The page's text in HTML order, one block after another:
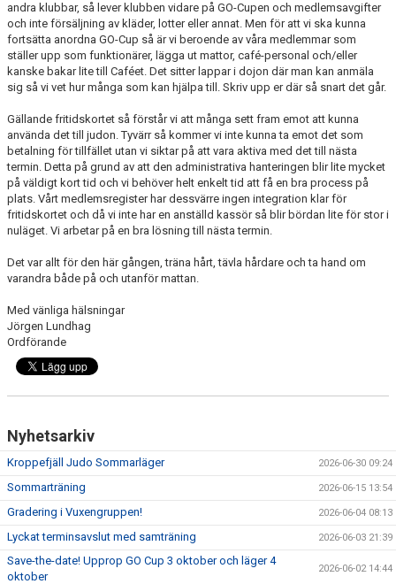
andra klubbar, så lever klubben vidare på GO-Cupen och medlemsavgifter
och inte försäljning av kläder, lotter eller annat. Men för att vi ska kunna
fortsätta anordna GO-Cup så är vi beroende av våra medlemmar som
ställer upp som funktionärer, lägga ut mattor, café-personal och/eller
kanske bakar lite till Caféet. Det sitter lappar i dojon där man kan anmäla
sig så vi vet hur många som kan hjälpa till. Skriv upp er där så snart det går.
Gällande fritidskortet så förstår vi att många sett fram emot att kunna
använda det till judon. Tyvärr så kommer vi inte kunna ta emot det som
betalning för tillfället utan vi siktar på att vara aktiva med det till nästa
termin. Detta på grund av att den administrativa hanteringen blir lite mycket
på väldigt kort tid och vi behöver helt enkelt tid att få en bra process på
plats. Vårt medlemsregister har dessvärre ingen integration klar för
fritidskortet och då vi inte har en anställd kassör så blir bördan lite för stor i
nuläget. Vi arbetar på en bra lösning till nästa termin.
Det var allt för den här gången, träna hårt, tävla hårdare och ta hand om
varandra både på och utanför mattan.
Med vänliga hälsningar
Jörgen Lundhag
Ordförande
Nyhetsarkiv
Kroppefjäll Judo Sommarläger 2026-06-30 09:24
Sommarträning 2026-06-15 13:54
Gradering i Vuxengruppen! 2026-06-04 08:13
Lyckat terminsavslut med samträning 2026-06-03 21:39
Save-the-date! Upprop GO Cup 3 oktober och läger 4
oktober
2026-06-02 14:44